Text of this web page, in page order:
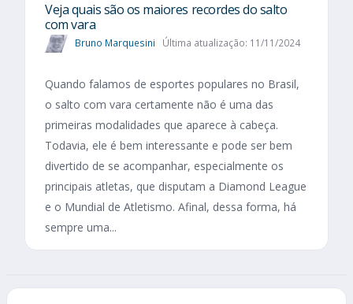
Veja quais são os maiores recordes do salto
com vara
Bruno Marquesini Última atualização: 11/11/2024
Quando falamos de esportes populares no Brasil,
o salto com vara certamente não é uma das
primeiras modalidades que aparece à cabeça.
Todavia, ele é bem interessante e pode ser bem
divertido de se acompanhar, especialmente os
principais atletas, que disputam a Diamond League
e o Mundial de Atletismo. Afinal, dessa forma, há
sempre uma...